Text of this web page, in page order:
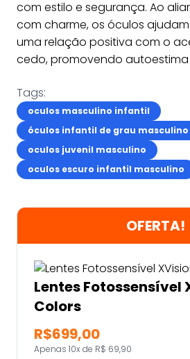
com estilo e segurança. Ao
com charme, os óculos
uma relação positiva com o
cedo, promovendo
Tags:
oculos masculino infantil
óculos infantil de grau masculino
oculos juvenil masculino
oculos escuro infantil masculino
OFERTA!
Lentes Fotossensível
Colors
R$699,00
Apenas 10x de R$ 69,90